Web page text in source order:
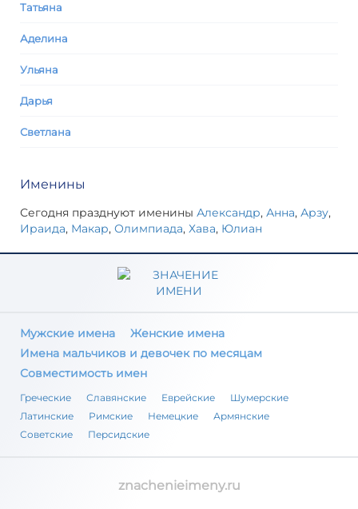
Татьяна
Аделина
Ульяна
Дарья
Светлана
Именины
Сегодня празднуют именины Александр, Анна, Арзу,
Ираида, Макар, Олимпиада, Хава, Юлиан
Мужские имена
Женские имена
Имена мальчиков и девочек по месяцам
Совместимость имен
Греческие Славянские Еврейские
Шумерские
Латинские
Римские Немецкие
Армянские
Советские
Персидские
znachenieimeny.ru